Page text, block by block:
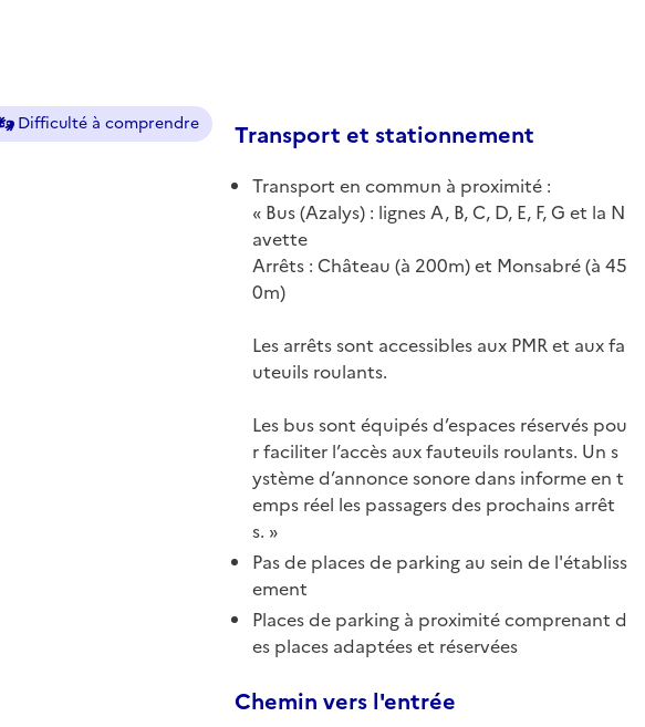
Difficulté à comprendre Transport et stationnement
Transport en commun à proximité :
Bus (Azalys) : lignes A, B, C, D, E, F, G et la N
avette
Arrêts : Château (à 200m) et Monsabré (à 45
0m)
Les arrêts sont accessibles aux PMR et aux fa
uteuils roulants.
Les bus sont équipés d’espaces réservés pou
r faciliter l’accès aux fauteuils roulants. Un s
ystème d’annonce sonore dans informe en t
emps réel les passagers des prochains arrêt
s.
Pas de places de parking au sein de l'établiss
ement
Places de parking à proximité comprenant d
es places adaptées et réservées
Chemin vers l'entrée